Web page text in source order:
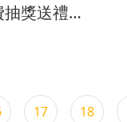
17 18